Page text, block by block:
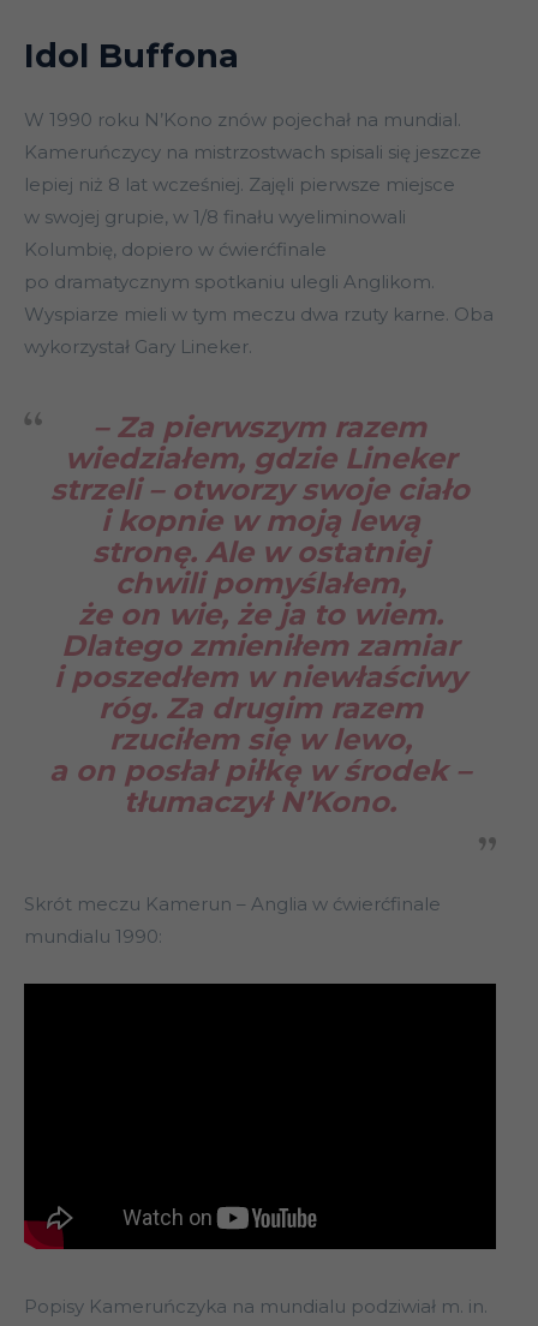
Idol Buffona
W 1990 roku N’Kono znów pojechał na mundial.
Kameruńczycy na mistrzostwach spisali się jeszcze
lepiej niż 8 lat wcześniej. Zajęli pierwsze miejsce
w swojej grupie, w 1/8 finału wyeliminowali
Kolumbię, dopiero w ćwierćfinale
po dramatycznym spotkaniu ulegli Anglikom.
Wyspiarze mieli w tym meczu dwa rzuty karne. Oba
wykorzystał Gary Lineker.
– Za pierwszym razem
wiedziałem, gdzie Lineker
strzeli – otworzy swoje ciało
i kopnie w moją lewą
stronę. Ale w ostatniej
chwili pomyślałem,
że on wie, że ja to wiem.
Dlatego zmieniłem zamiar
i poszedłem w niewłaściwy
róg. Za drugim razem
rzuciłem się w lewo,
a on posłał piłkę w środek –
tłumaczył N’Kono.
Skrót meczu Kamerun – Anglia w ćwierćfinale
mundialu 1990:
Popisy Kameruńczyka na mundialu podziwiał m. in.